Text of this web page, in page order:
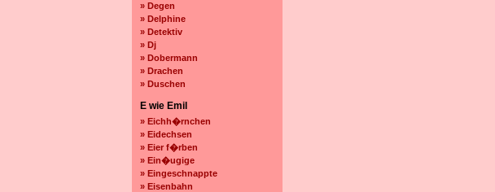
» Degen
» Delphine
» Detektiv
» Dj
» Dobermann
» Drachen
» Duschen
E wie Emil
» Eichh�rnchen
» Eidechsen
» Eier f�rben
» Ein�ugige
» Eingeschnappte
» Eisenbahn